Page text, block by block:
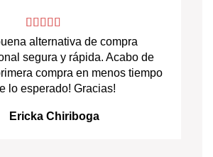
alternativa de compra
segura y rápida. Acabo de
compra en menos tiempo
lo esperado! Gracias!
Ericka Chiriboga